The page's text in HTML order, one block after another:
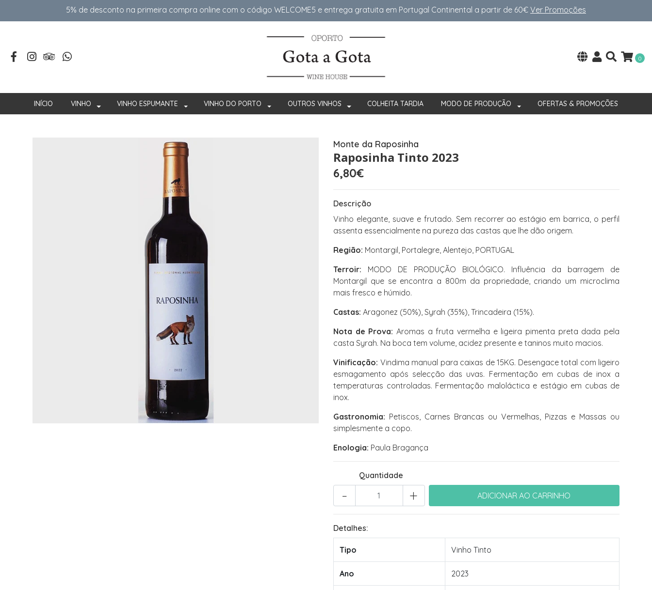
5% de desconto na primeira compra online com o código WELCOME5 e entrega gratuita em Portugal Continental a partir de 60€ Ver Promoções
0
INÍCIO VINHO VINHO ESPUMANTE VINHO DO PORTO OUTROS VINHOS COLHEITA TARDIA MODO DE PRODUÇÃO OFERTAS & PROMOÇÕES
Monte da Raposinha
Raposinha Tinto 2023
6,80€
Descrição
Vinho elegante, suave e frutado. Sem recorrer ao estágio em barrica, o perfil
assenta essencialmente na pureza das castas que lhe dão origem.
Região: Montargil, Portalegre, Alentejo, PORTUGAL
Terroir: MODO DE PRODUÇÃO BIOLÓGICO. Influência da barragem de
Montargil que se encontra a 800m da propriedade, criando um microclima
mais fresco e húmido.
Castas: Aragonez (50%), Syrah (35%), Trincadeira (15%).
Nota de Prova: Aromas a fruta vermelha e ligeira pimenta preta dada pela
casta Syrah. Na boca tem volume, acidez presente e taninos muito macios.
Vinificação: Vindima manual para caixas de 15KG. Desengace total com ligeiro
esmagamento após selecção das uvas. Fermentação em cubas de inox a
temperaturas controladas. Fermentação maloláctica e estágio em cubas de
inox.
Gastronomia: Petiscos, Carnes Brancas ou Vermelhas, Pizzas e Massas ou
simplesmente a copo.
Enologia: Paula Bragança
Quantidade
+
-
Detalhes:
Tipo Vinho Tinto
Ano 2023